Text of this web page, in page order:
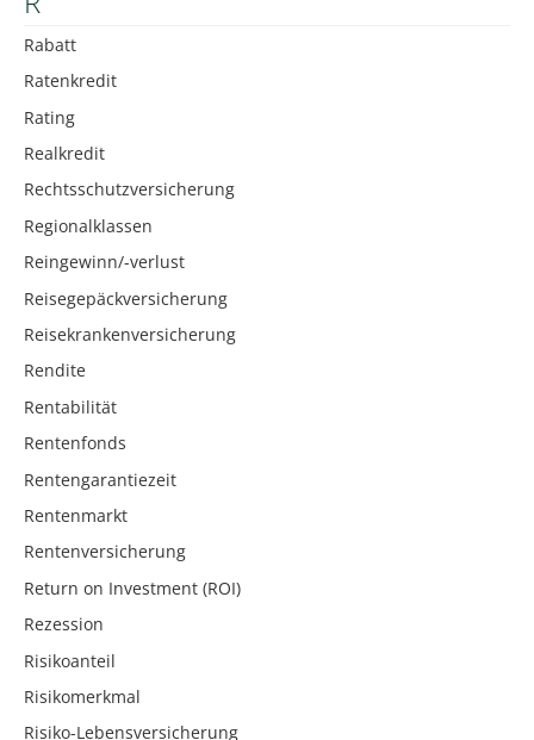
Rabatt
Ratenkredit
Rating
Realkredit
Rechtsschutzversicherung
Regionalklassen
Reingewinn/-verlust
Reisegepäckversicherung
Reisekrankenversicherung
Rendite
Rentabilität
Rentenfonds
Rentengarantiezeit
Rentenmarkt
Rentenversicherung
Return on Investment (ROI)
Rezession
Risikoanteil
Risikomerkmal
Risiko-Lebensversicherung